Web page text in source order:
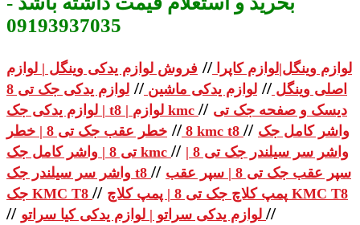
09193937035
لوازم وینگل|لوازم کاپرا // فروش لوازم یدکی وینگل | لوازم
اصلی وینگل // لوازم یدکی ماشین //
لوازم یدکی جک تی 8
| لوازم یدکی جک t8 | لوازم kmc // دیسک و صفحه جک تی
8
// خطر عقب جک تی 8 | خطر kmc t8 // واشر کامل جک
تی 8 | واشر کامل جک kmc // واشر سر سیلندر جک تی 8 |
واشر سر سیلندر جک t8 // سپر عقب جک تی 8 | سپر عقب
جک KMC T8 // پمپ کلاچ جک تی 8 | پمپ کلاچ KMC T8
// //